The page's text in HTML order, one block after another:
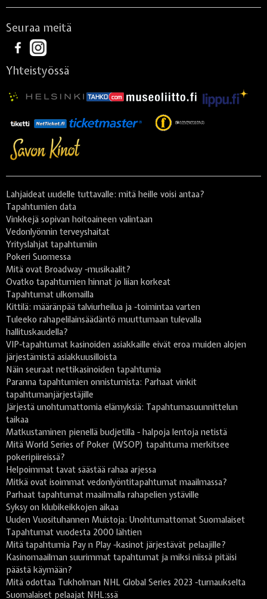
Seuraa meitä
Yhteistyössä
Lahjaideat uudelle tuttavalle: mitä heille voisi antaa?
Tapahtumien data
Vinkkejä sopivan hoitoaineen valintaan
Vedonlyönnin terveyshaitat
Yrityslahjat tapahtumiin
Pokeri Suomessa
Mitä ovat Broadway -musikaalit?
Ovatko tapahtumien hinnat jo liian korkeat
Tapahtumat ulkomailla
Kittilä: määränpää talviurheilua ja -toimintaa varten
Tuleeko rahapelilainsäädäntö muuttumaan tulevalla
hallituskaudella?
VIP-tapahtumat kasinoiden asiakkaille eivät eroa muiden alojen
järjestämistä asiakkuusilloista
Näin seuraat nettikasinoiden tapahtumia
Paranna tapahtumien onnistumista: Parhaat vinkit
tapahtumanjärjestäjille
Järjestä unohtumattomia elämyksiä: Tapahtumasuunnittelun
taikaa
Matkustaminen pienellä budjetilla - halpoja lentoja netistä
Mitä World Series of Poker (WSOP) tapahtuma merkitsee
pokeripiireissä?
Helpoimmat tavat säästää rahaa arjessa
Mitkä ovat isoimmat vedonlyöntitapahtumat maailmassa?
Parhaat tapahtumat maailmalla rahapelien ystäville
Syksy on klubikeikkojen aikaa
Uuden Vuosituhannen Muistoja: Unohtumattomat Suomalaiset
Tapahtumat vuodesta 2000 lähtien
Mitä tapahtumia Pay n Play -kasinot järjestävät pelaajille?
Kasinomaailman suurimmat tapahtumat ja miksi niissä pitäisi
päästä käymään?
Mitä odottaa Tukholman NHL Global Series 2023 -turnaukselta
Suomalaiset pelaajat NHL:ssä